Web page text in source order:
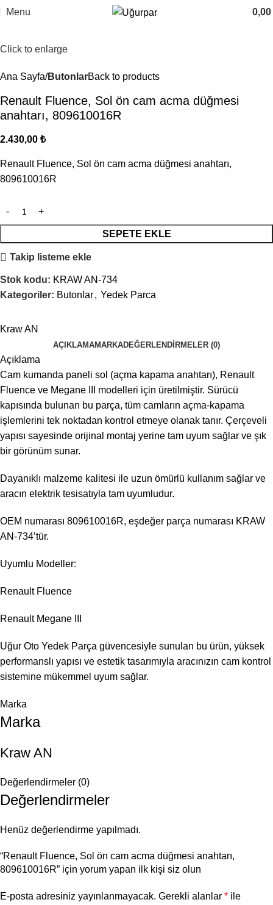
Menu 0,00
Click to enlarge
Ana Sayfa ButonlarBack to products
Renault Fluence, Sol ön cam acma düğmesi
anahtarı, 809610016R
2.430,00 ₺
Renault Fluence, Sol ön cam acma düğmesi anahtarı,
809610016R
SEPETE EKLE
Takip listeme ekle
Stok kodu: KRAW AN-734
Kategoriler: Butonlar, Yedek Parca
Kraw AN
AÇIKLAMAMARKADEĞERLENDIRMELER (0)
Açıklama
Cam kumanda paneli sol (açma kapama anahtarı), Renault
Fluence ve Megane III modelleri için üretilmiştir. Sürücü
kapısında bulunan bu parça, tüm camların açma-kapama
işlemlerini tek noktadan kontrol etmeye olanak tanır. Çerçeveli
yapısı sayesinde orijinal montaj yerine tam uyum sağlar ve şık
bir görünüm sunar.
Dayanıklı malzeme kalitesi ile uzun ömürlü kullanım sağlar ve
aracın elektrik tesisatıyla tam uyumludur.
OEM numarası 809610016R, eşdeğer parça numarası KRAW
AN-734’tür.
Uyumlu Modeller:
Renault Fluence
Renault Megane III
Uğur Oto Yedek Parça güvencesiyle sunulan bu ürün, yüksek
performanslı yapısı ve estetik tasarımıyla aracınızın cam kontrol
sistemine mükemmel uyum sağlar.
Marka
Marka
Kraw AN
Değerlendirmeler (0)
Değerlendirmeler
Henüz değerlendirme yapılmadı.
“Renault Fluence, Sol ön cam acma düğmesi anahtarı,
809610016R” için yorum yapan ilk kişi siz olun
E-posta adresiniz yayınlanmayacak. Gerekli alanlar * ile